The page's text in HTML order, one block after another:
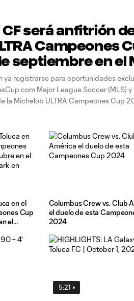
será anfitrión
Campeones
septiembre en el
Miami
ya registrarse para oportunidades
Major League Soccer (MLS) y
la Michelob ULTRA Campeones Cup
en el
Cup
el
Columbus Crew vs. Club
el duelo de esta
2024
5:21